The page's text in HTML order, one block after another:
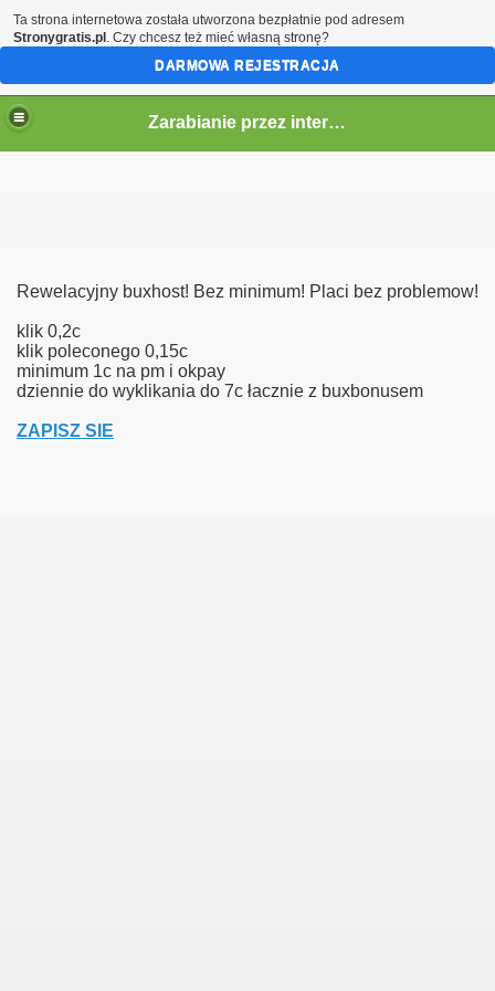
Zarabianie przez internet
Rewelacyjny buxhost! Bez minimum! Placi bez problemow!
klik 0,2c
klik poleconego 0,15c
minimum 1c na pm i okpay
dziennie do wyklikania do 7c łacznie z buxbonusem
ZAPISZ SIE
Ta strona internetowa została utworzona bezpłatnie pod adresem
Stronygratis.pl . Czy chcesz też mieć własną stronę?
DARMOWA REJESTRACJA